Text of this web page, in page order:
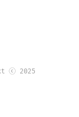
ⓒ 2025